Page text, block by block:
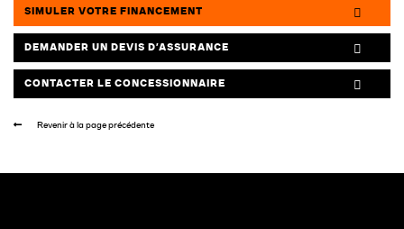
SIMULER VOTRE FINANCEMENT
DEMANDER UN DEVIS D’ASSURANCE
CONTACTER LE CONCESSIONNAIRE
Revenir à la page précédente